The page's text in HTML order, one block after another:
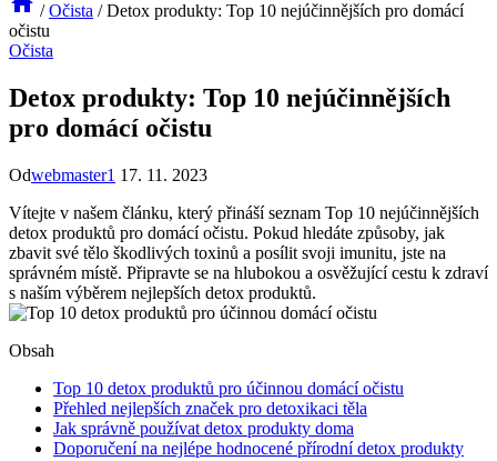
/ Očista / Detox produkty: Top 10 nejúčinnějších pro domácí
očistu
Očista
Detox produkty: Top 10 nejúčinnějších
pro domácí očistu
Odwebmaster1 17. 11. 2023
Vítejte v našem článku, který přináší seznam Top 10 nejúčinnějších
detox produktů pro domácí očistu. Pokud hledáte způsoby, jak
zbavit své tělo škodlivých toxinů a posílit svoji imunitu, jste na
správném místě. Připravte se na hlubokou a osvěžující cestu k zdraví
s naším výběrem nejlepších detox produktů.
Obsah
Top 10 detox produktů pro účinnou domácí očistu
Přehled nejlepších značek pro detoxikaci těla
Jak správně používat detox produkty doma
Doporučení na nejlépe hodnocené přírodní detox produkty